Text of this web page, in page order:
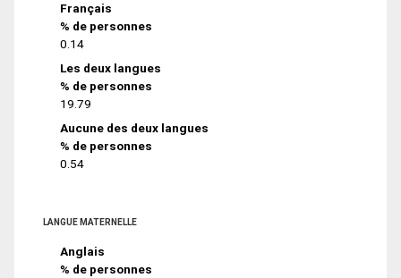
Français
% de personnes
0.14
Les deux langues
% de personnes
19.79
Aucune des deux langues
% de personnes
0.54
LANGUE MATERNELLE
Anglais
% de personnes